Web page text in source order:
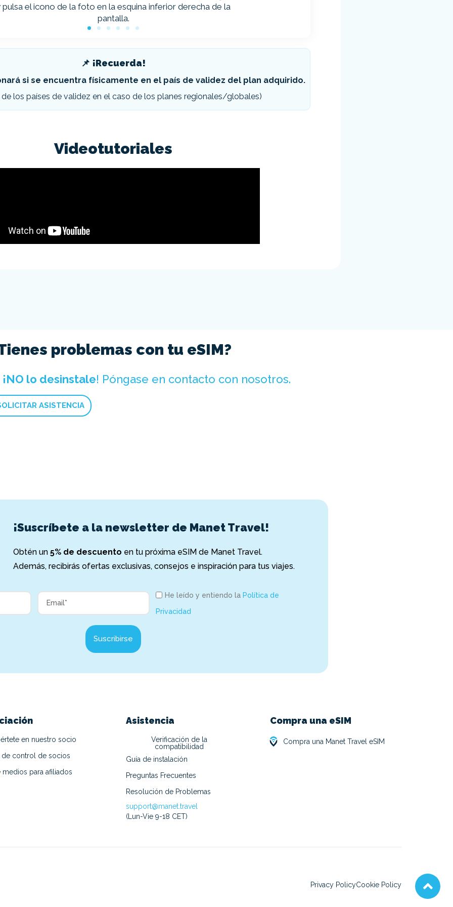
pulsa el icono de la foto en la esquina inferior derecha de la
pantalla.
📌 ¡Recuerda!
si se encuentra físicamente en el país de validez del plan adquirido.
de los países de validez en el caso de los planes regionales/globales)
Videotutoriales
problemas con tu eSIM?
¡NO lo desinstale! Póngase en contacto con nosotros.
ASISTENCIA
¡Suscríbete a la newsletter de Manet Travel!
Obtén un 5% de descuento en tu próxima eSIM de Manet Travel.
Además, recibirás ofertas exclusivas, consejos e inspiración para tus viajes.
He leído y entiendo la Política de
Privacidad
Suscribirse
en nuestro socio
de control de socios
medios para afiliados
Asistencia
Verificación de la
compatibilidad
Guía de instalación
Preguntas Frecuentes
Resolución de Problemas
support@manet.travel
(Lun-Vie 9-18 CET)
Compra una eSIM
Compra una Manet Travel eSIM
Privacy PolicyCookie Policy